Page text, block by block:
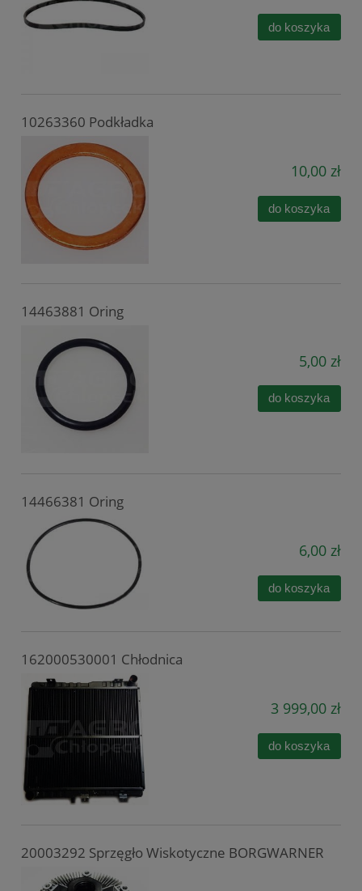
do koszyka
10263360 Podkładka
10,00 zł
do koszyka
14463881 Oring
5,00 zł
do koszyka
14466381 Oring
6,00 zł
do koszyka
162000530001 Chłodnica
3 999,00 zł
do koszyka
20003292 Sprzęgło Wiskotyczne BORGWARNER